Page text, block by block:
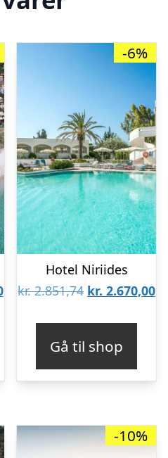
Den
kr. 3.542,00.
-6%
Hotel Niriides
kr.2.851,74 Den
var:
kr. 2.851,74.
kr. 2.670,00
Gå til shop
-10%